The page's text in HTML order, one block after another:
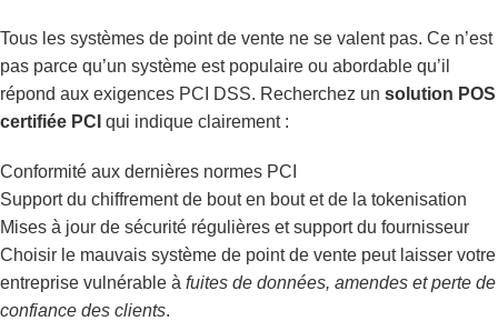
Tous les systèmes de point de vente ne se valent pas. Ce n’est
pas parce qu’un système est populaire ou abordable qu’il
répond aux exigences PCI DSS. Recherchez un solution POS
certifiée PCI qui indique clairement :
Conformité aux dernières normes PCI
Support du chiffrement de bout en bout et de la tokenisation
Mises à jour de sécurité régulières et support du fournisseur
Choisir le mauvais système de point de vente peut laisser votre
entreprise vulnérable à fuites de données, amendes et perte de
confiance des clients.